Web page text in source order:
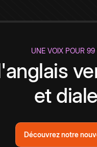
UNE VOIX POUR
et
Découvrez notre